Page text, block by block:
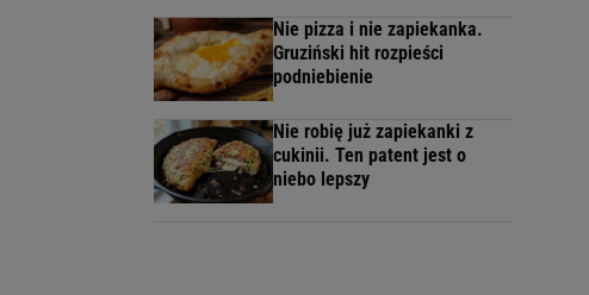
Nie pizza i nie zapiekanka.
Gruziński hit rozpieści
podniebienie
Nie robię już zapiekanki z
cukinii. Ten patent jest o
niebo lepszy